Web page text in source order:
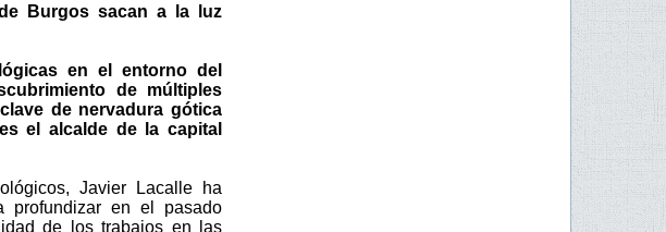
Burgos sacan a la luz
en el entorno del
de múltiples
de nervadura gótica
el alcalde de la capital
Javier Lacalle ha
profundizar en el pasado
de los trabajos en las